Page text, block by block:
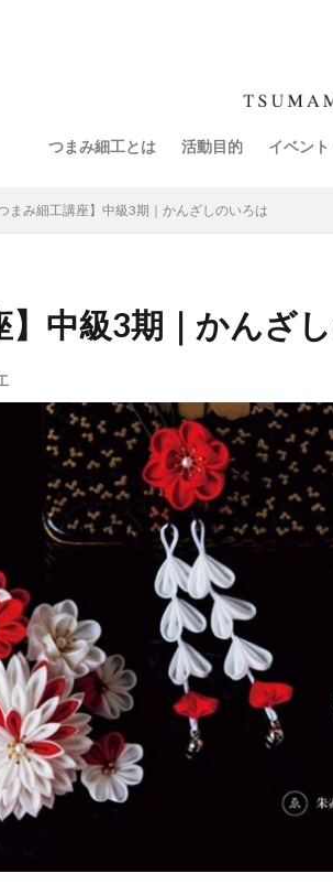
つまみ細工とは 活動目的 イベン
つまみ細工講座】中級3期｜かんざしのいろは
】中級3期｜かんざ